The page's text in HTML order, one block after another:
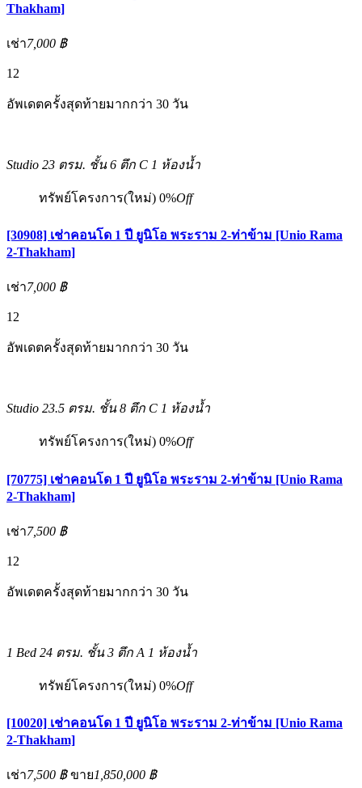
Thakham]
เช่า7,000 ฿
12
อัพเดตครั้งสุดท้ายมากกว่า 30 วัน
Studio 23 ตรม. ชั้น 6 ตึก C 1 ห้องน้ำ
ทรัพย์โครงการ(ใหม่) 0%Off
[30908] เช่าคอนโด 1 ปี ยูนิโอ พระราม 2-ท่าข้าม [Unio Rama
2-Thakham]
เช่า7,000 ฿
12
อัพเดตครั้งสุดท้ายมากกว่า 30 วัน
Studio 23.5 ตรม. ชั้น 8 ตึก C 1 ห้องน้ำ
ทรัพย์โครงการ(ใหม่) 0%Off
[70775] เช่าคอนโด 1 ปี ยูนิโอ พระราม 2-ท่าข้าม [Unio Rama
2-Thakham]
เช่า7,500 ฿
12
อัพเดตครั้งสุดท้ายมากกว่า 30 วัน
1 Bed 24 ตรม. ชั้น 3 ตึก A 1 ห้องน้ำ
ทรัพย์โครงการ(ใหม่) 0%Off
[10020] เช่าคอนโด 1 ปี ยูนิโอ พระราม 2-ท่าข้าม [Unio Rama
2-Thakham]
เช่า7,500 ฿ ขาย1,850,000 ฿